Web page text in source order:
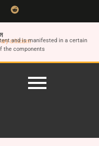
criticism
and is manifested in a certain
the components